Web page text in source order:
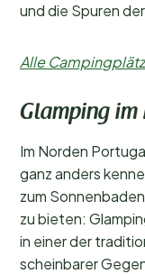
und die Spuren
Alle
Glamping im
Im Norden
ganz anders
zum
zu bieten:
in einer der
scheinbarer